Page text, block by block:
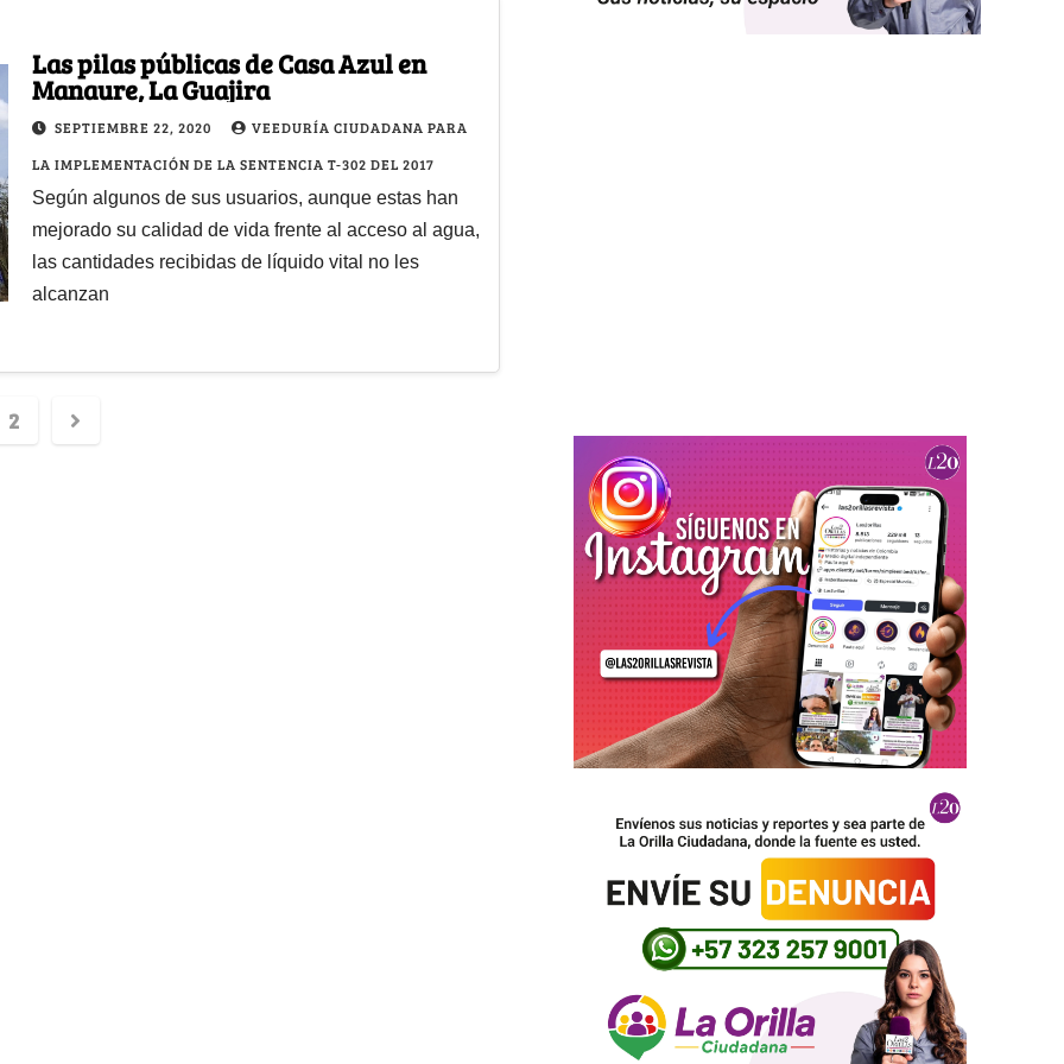
Las pilas públicas de Casa Azul en
Manaure, La Guajira
SEPTIEMBRE 22, 2020
VEEDURÍA CIUDADANA PARA
LA IMPLEMENTACIÓN DE LA SENTENCIA T-302 DEL 2017
Según algunos de sus usuarios, aunque estas han
mejorado su calidad de vida frente al acceso al agua,
las cantidades recibidas de líquido vital no les
alcanzan
2